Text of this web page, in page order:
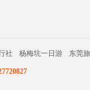
社 杨梅坑一日游 东莞